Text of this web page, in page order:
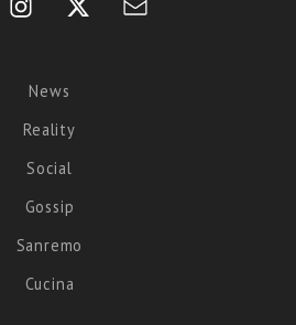
News
Reality
Social
Gossip
Sanremo
Cucina